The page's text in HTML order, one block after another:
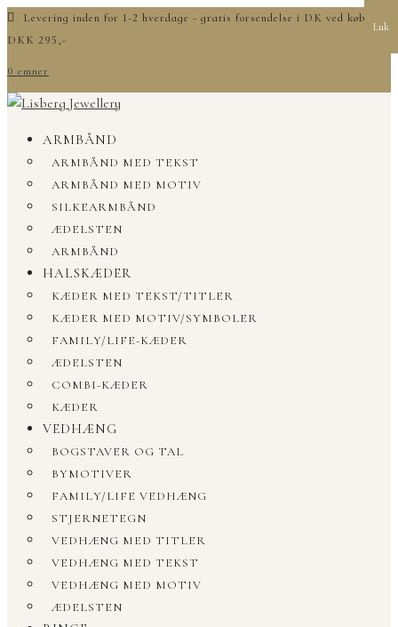
Levering inden for 1-2 hverdage - gratis forsendelse i DK ved køb over
DKK 295,-
0 emner
ARMBÅND
ARMBÅND MED TEKST
ARMBÅND MED MOTIV
SILKEARMBÅND
ÆDELSTEN
ARMBÅND
HALSKÆDER
KÆDER MED TEKST/TITLER
KÆDER MED MOTIV/SYMBOLER
FAMILY/LIFE-KÆDER
ÆDELSTEN
COMBI-KÆDER
KÆDER
VEDHÆNG
BOGSTAVER OG TAL
BYMOTIVER
FAMILY/LIFE VEDHÆNG
STJERNETEGN
VEDHÆNG MED TITLER
VEDHÆNG MED TEKST
VEDHÆNG MED MOTIV
ÆDELSTEN
Luk